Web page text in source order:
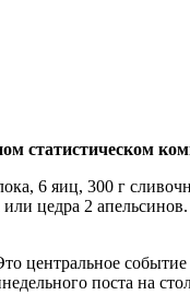
статистическом
6 яиц, 300 г
2 апельсинов.
центральное
поста на